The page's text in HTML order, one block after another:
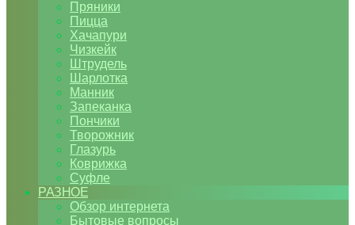
Пряники
Пицца
Хачапури
Чизкейк
Штрудель
Шарлотка
Манник
Запеканка
Пончики
Творожник
Глазурь
Коврижка
Суфле
РАЗНОЕ
Обзор интернета
Бытовые вопросы